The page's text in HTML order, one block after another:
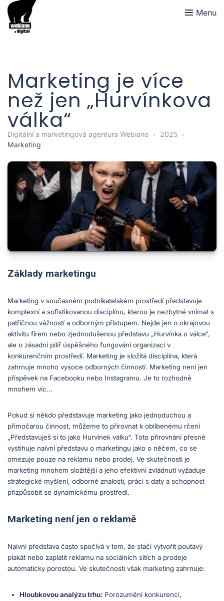
Menu
Marketing je více
než jen „Hurvínkova
válka“
Digitální a marketingová agentura Webiano
2025
Marketing
Základy marketingu
Marketing v současném podnikatelském prostředí představuje
komplexní a sofistikovanou disciplínu, kterou je nezbytné vnímat s
patřičnou vážností a odborným přístupem. Nejde jen o okrajovou
aktivitu firem nebo zjednodušenou představu „Hurvínka o válce“,
ale o zásadní pilíř úspěšného fungování organizací v
konkurenčním prostředí. Marketing je složitá disciplína, která
zahrnuje mnoho vysoce odborných činností. Marketing není jen
příspěvek na Facebooku nebo Instagramu. Je to rozhodně
mnohem víc…
Pokud si někdo představuje marketing jako jednoduchou a
přímočarou činnost, můžeme to přirovnat k oblíbenému rčení
„Představuješ si to jako Hurvínek válku“. Toto přirovnání přesně
vystihuje naivní představu o marketingu jako o něčem, co se
omezuje pouze na reklamu nebo prodej. Ve skutečnosti je
marketing mnohem složitější a jeho efektivní zvládnutí vyžaduje
strategické myšlení, odborné znalosti, práci s daty a schopnost
přizpůsobit se dynamickému prostředí.
Marketing není jen o reklamě
Naivní představa často spočívá v tom, že stačí vytvořit poutavý
plakát nebo zaplatit reklamu na sociálních sítích a prodeje
automaticky porostou. Ve skutečnosti však marketing zahrnuje:
Hloubkovou analýzu trhu: Porozumění konkurenci,